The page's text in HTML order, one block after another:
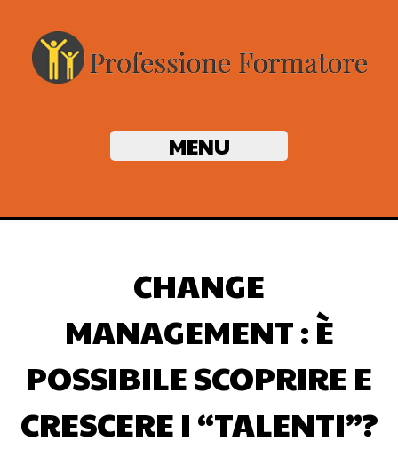
MENU
CHANGE
MANAGEMENT : È
POSSIBILE SCOPRIRE E
CRESCERE I “TALENTI”?